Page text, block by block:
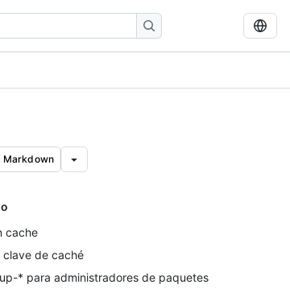
Markdown
cache
de caché
* para administradores de paquetes